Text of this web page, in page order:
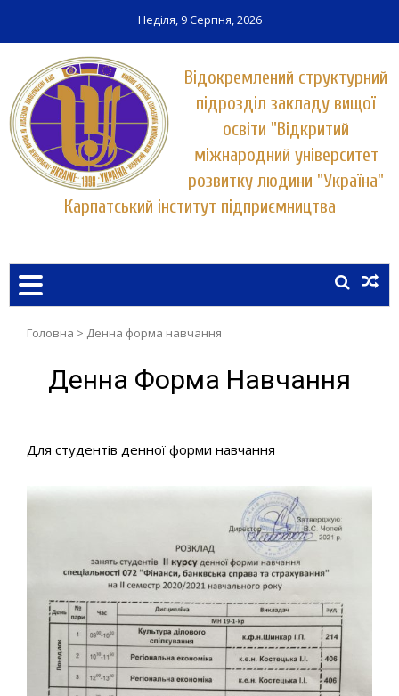
Неділя, 9 Серпня, 2026
Відокремлений структурний
підрозділ закладу вищої
освіти "Відкритий
міжнародний університет
розвитку людини "Україна"
Карпатський інститут підприємництва
УНІВЕРСИТЕТУ "УКРАЇНА"
Головна > Денна форма навчання
Денна Форма Навчання
Для студентів денної форми навчання